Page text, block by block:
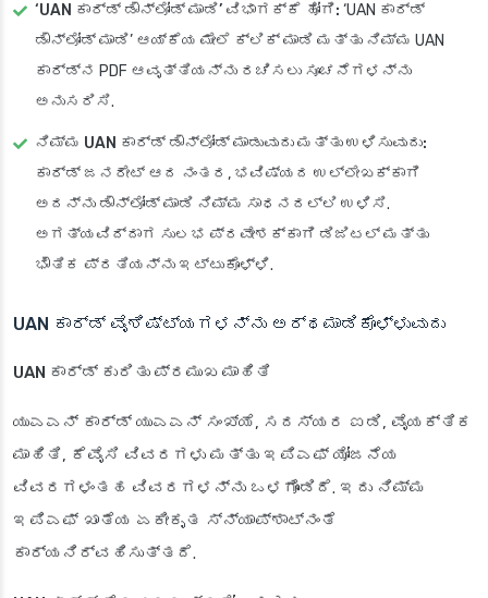
‘UAN ಕಾರ್ಡ್ ಡೌನ್‌ಲೋಡ್ ಮಾಡಿ’ ವಿಭಾಗಕ್ಕೆ ಹೋಗಿ: ‘UAN ಕಾರ್ಡ್
ಡೌನ್‌ಲೋಡ್ ಮಾಡಿ’ ಆಯ್ಕೆಯ ಮೇಲೆ ಕ್ಲಿಕ್ ಮಾಡಿ ಮತ್ತು ನಿಮ್ಮ UAN
ಕಾರ್ಡ್‌ನ PDF ಆವೃತ್ತಿಯನ್ನು ರಚಿಸಲು ಸೂಚನೆಗಳನ್ನು
ಅನುಸರಿಸಿ.
ನಿಮ್ಮ UAN ಕಾರ್ಡ್ ಡೌನ್‌ಲೋಡ್ ಮಾಡುವುದು ಮತ್ತು ಉಳಿಸುವುದು:
ಕಾರ್ಡ್ ಜನರೇಟ್ ಆದ ನಂತರ, ಭವಿಷ್ಯದ ಉಲ್ಲೇಖಕ್ಕಾಗಿ
ಅದನ್ನು ಡೌನ್‌ಲೋಡ್ ಮಾಡಿ ನಿಮ್ಮ ಸಾಧನದಲ್ಲಿ ಉಳಿಸಿ.
ಅಗತ್ಯವಿದ್ದಾಗ ಸುಲಭ ಪ್ರವೇಶಕ್ಕಾಗಿ ಡಿಜಿಟಲ್ ಮತ್ತು
ಭೌತಿಕ ಪ್ರತಿಯನ್ನು ಇಟ್ಟುಕೊಳ್ಳಿ.
UAN ಕಾರ್ಡ್ ವೈಶಿಷ್ಟ್ಯಗಳನ್ನು ಅರ್ಥಮಾಡಿಕೊಳ್ಳುವುದು
UAN ಕಾರ್ಡ್ ಕುರಿತು ಪ್ರಮುಖ ಮಾಹಿತಿ
ಯುಎಎನ್ ಕಾರ್ಡ್ ಯುಎಎನ್ ಸಂಖ್ಯೆ, ಸದಸ್ಯರ ಐಡಿ, ವೈಯಕ್ತಿಕ
ಮಾಹಿತಿ, ಕೆವೈಸಿ ವಿವರಗಳು ಮತ್ತು ಇಪಿಎಫ್ ಯೋಜನೆಯ
ವಿವರಗಳಂತಹ ವಿವರಗಳನ್ನು ಒಳಗೊಂಡಿದೆ. ಇದು ನಿಮ್ಮ
ಇಪಿಎಫ್ ಖಾತೆಯ ಏಕೀಕೃತ ಸ್ನ್ಯಾಪ್‌ಶಾಟ್‌ನಂತೆ
ಕಾರ್ಯನಿರ್ವಹಿಸುತ್ತದೆ.